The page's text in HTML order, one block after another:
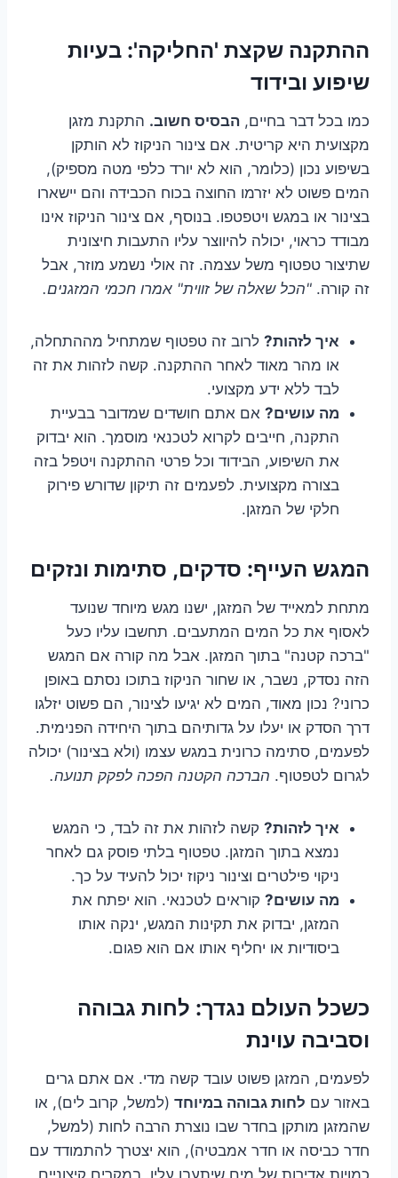
ההתקנה שקצת 'החליקה': בעיות
שיפוע ובידוד
כמו בכל דבר בחיים, הבסיס חשוב. התקנת מזגן
מקצועית היא קריטית. אם צינור הניקוז לא הותקן
בשיפוע נכון (כלומר, הוא לא יורד כלפי מטה מספיק),
המים פשוט לא יזרמו החוצה בכוח הכבידה והם יישארו
בצינור או במגש ויטפטפו. בנוסף, אם צינור הניקוז אינו
מבודד כראוי, יכולה להיווצר עליו התעבות חיצונית
שתיצור טפטוף משל עצמה. זה אולי נשמע מוזר, אבל
זה קורה. "הכל שאלה של זווית" אמרו חכמי המזגנים.
איך לזהות? לרוב זה טפטוף שמתחיל מההתחלה,
או מהר מאוד לאחר ההתקנה. קשה לזהות את זה
לבד ללא ידע מקצועי.
מה עושים? אם אתם חושדים שמדובר בבעיית
התקנה, חייבים לקרוא לטכנאי מוסמך. הוא יבדוק
את השיפוע, הבידוד וכל פרטי ההתקנה ויטפל בזה
בצורה מקצועית. לפעמים זה תיקון שדורש פירוק
חלקי של המזגן.
המגש העייף: סדקים, סתימות ונזקים
מתחת למאייד של המזגן, ישנו מגש מיוחד שנועד
לאסוף את כל המים המתעבים. תחשבו עליו כעל
"ברכה קטנה" בתוך המזגן. אבל מה קורה אם המגש
הזה נסדק, נשבר, או שחור הניקוז בתוכו נסתם באופן
כרוני? נכון מאוד, המים לא יגיעו לצינור, הם פשוט יזלגו
דרך הסדק או יעלו על גדותיהם בתוך היחידה הפנימית.
לפעמים, סתימה כרונית במגש עצמו (ולא בצינור) יכולה
לגרום לטפטוף. הברכה הקטנה הפכה לפקק תנועה.
איך לזהות? קשה לזהות את זה לבד, כי המגש
נמצא בתוך המזגן. טפטוף בלתי פוסק גם לאחר
ניקוי פילטרים וצינור ניקוז יכול להעיד על כך.
מה עושים? קוראים לטכנאי. הוא יפתח את
המזגן, יבדוק את תקינות המגש, ינקה אותו
ביסודיות או יחליף אותו אם הוא פגום.
כשכל העולם נגדך: לחות גבוהה
וסביבה עוינת
לפעמים, המזגן פשוט עובד קשה מדי. אם אתם גרים
באזור עם לחות גבוהה במיוחד (למשל, קרוב לים), או
שהמזגן מותקן בחדר שבו נוצרת הרבה לחות (למשל,
חדר כביסה או חדר אמבטיה), הוא יצטרך להתמודד עם
כמויות אדירות של מים שיתעבו עליו. במקרים קיצוניים,